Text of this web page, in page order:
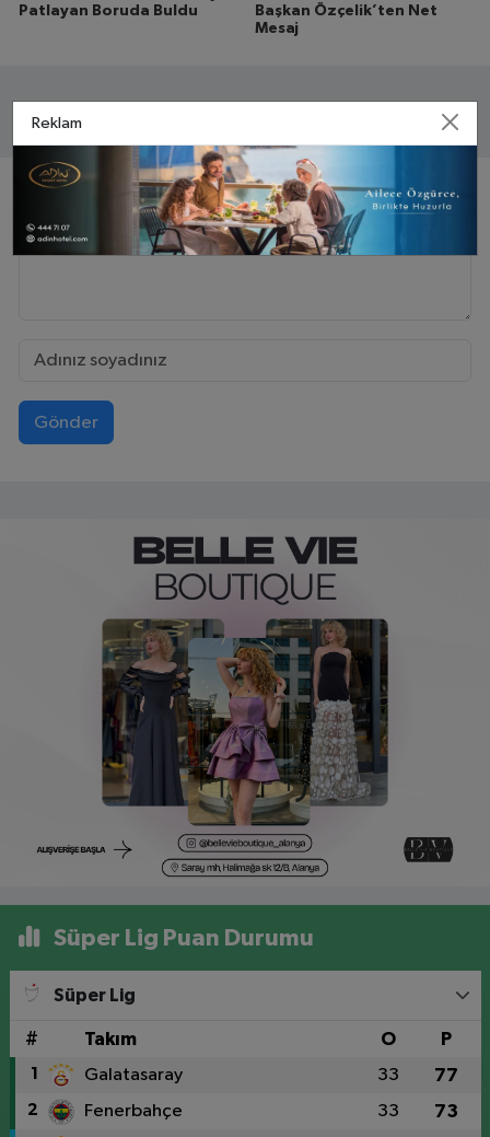
Patlayan Boruda Buldu
Başkan Özçelik’ten Net
Mesaj
Yorumlar
Gönder
Süper Lig Puan Durumu
Süper Lig
# Takım O P
1 Galatasaray 33 77
2 Fenerbahçe 33 73
Reklam